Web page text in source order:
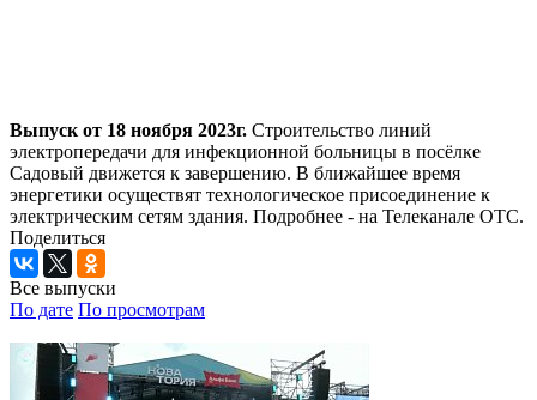
Выпуск от 18 ноября 2023г. Строительство линий
электропередачи для инфекционной больницы в посёлке
Садовый движется к завершению. В ближайшее время
энергетики осуществят технологическое присоединение к
электрическим сетям здания. Подробнее - на Телеканале ОТС.
Поделиться
Все выпуски
По дате По просмотрам